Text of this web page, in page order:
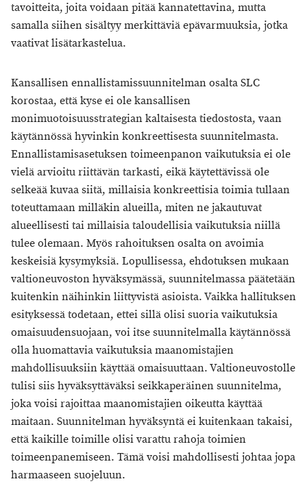
tavoitteita, joita voidaan pitää kannatettavina, mutta
samalla siihen sisältyy merkittäviä epävarmuuksia, jotka
vaativat lisätarkastelua.
Kansallisen ennallistamissuunnitelman osalta SLC
korostaa, että kyse ei ole kansallisen
monimuotoisuusstrategian kaltaisesta tiedostosta, vaan
käytännössä hyvinkin konkreettisesta suunnitelmasta.
Ennallistamisasetuksen toimeenpanon vaikutuksia ei ole
vielä arvioitu riittävän tarkasti, eikä käytettävissä ole
selkeää kuvaa siitä, millaisia konkreettisia toimia tullaan
toteuttamaan milläkin alueilla, miten ne jakautuvat
alueellisesti tai millaisia taloudellisia vaikutuksia niillä
tulee olemaan. Myös rahoituksen osalta on avoimia
keskeisiä kysymyksiä. Lopullisessa, ehdotuksen mukaan
valtioneuvoston hyväksymässä, suunnitelmassa päätetään
kuitenkin näihinkin liittyvistä asioista. Vaikka hallituksen
esityksessä todetaan, ettei sillä olisi suoria vaikutuksia
omaisuudensuojaan, voi itse suunnitelmalla käytännössä
olla huomattavia vaikutuksia maanomistajien
mahdollisuuksiin käyttää omaisuuttaan. Valtioneuvostolle
tulisi siis hyväksyttäväksi seikkaperäinen suunnitelma,
joka voisi rajoittaa maanomistajien oikeutta käyttää
maitaan. Suunnitelman hyväksyntä ei kuitenkaan takaisi,
että kaikille toimille olisi varattu rahoja toimien
toimeenpanemiseen. Tämä voisi mahdollisesti johtaa jopa
harmaaseen suojeluun.